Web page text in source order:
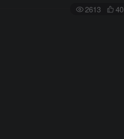
2613 40